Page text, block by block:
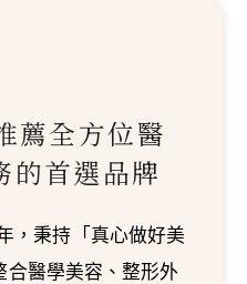
薦全方位醫
的首選品牌
，秉持「真心做好美
合醫學美容、整形外